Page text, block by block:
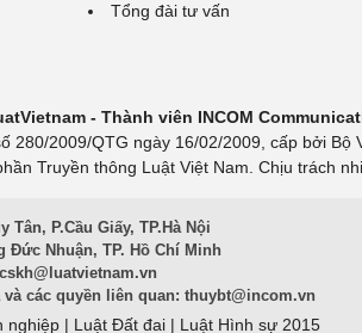
Tổng đài tư vấn
- Thành viên INCOM
280/2009/QTG ngày 16/02/2009, cấp bởi Bộ
Truyền thông Luật Việt Nam. Chịu trách
Tân, P.Cầu Giấy, TP.Hà Nội
Đức Nhuận, TP. Hồ Chí Minh
cskh@luatvietnam.vn
các quyền liên quan: thuybt@incom.vn
nghiệp | Luật Đất đai | Luật Hình sự 2015